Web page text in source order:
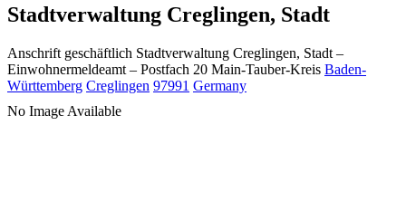
Stadtverwaltung Creglingen, Stadt
Anschrift geschäftlich Stadtverwaltung Creglingen, Stadt –
Einwohnermeldeamt – Postfach 20 Main-Tauber-Kreis Baden-
Württemberg Creglingen 97991 Germany
No Image Available